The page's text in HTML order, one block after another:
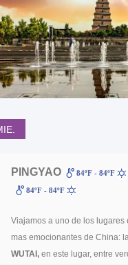
PINGYAO 84ºF - 84ºF
84ºF - 84ºF
Viajamos a uno de los lugares
mas emocionantes de China:
WUTAI, en este lugar, entre